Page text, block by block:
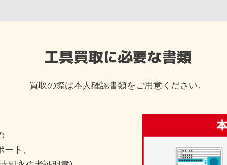
工具買取に必要な書類
買取の際は本人確認書類をご用意ください。
ト、